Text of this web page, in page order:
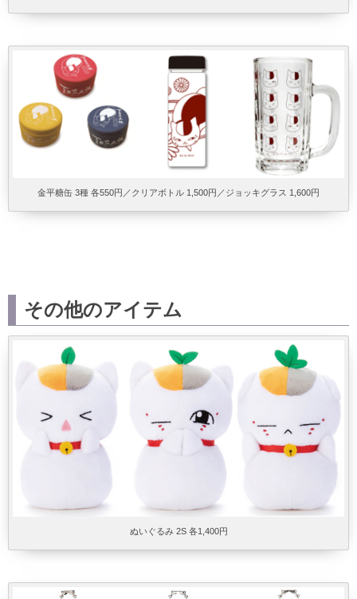
金平糖缶 3種 各550円／クリアボトル 1,500円／ジョッキグラス 1,600円
その他のアイテム
ぬいぐるみ 2S 各1,400円